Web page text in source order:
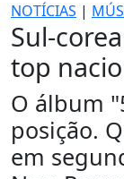
NOTÍCIAS |
Sul-
top
O álbum
posição.
em